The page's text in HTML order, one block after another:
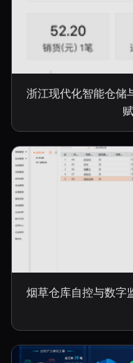
浙江现代化智能仓储
烟草仓库自控与数字